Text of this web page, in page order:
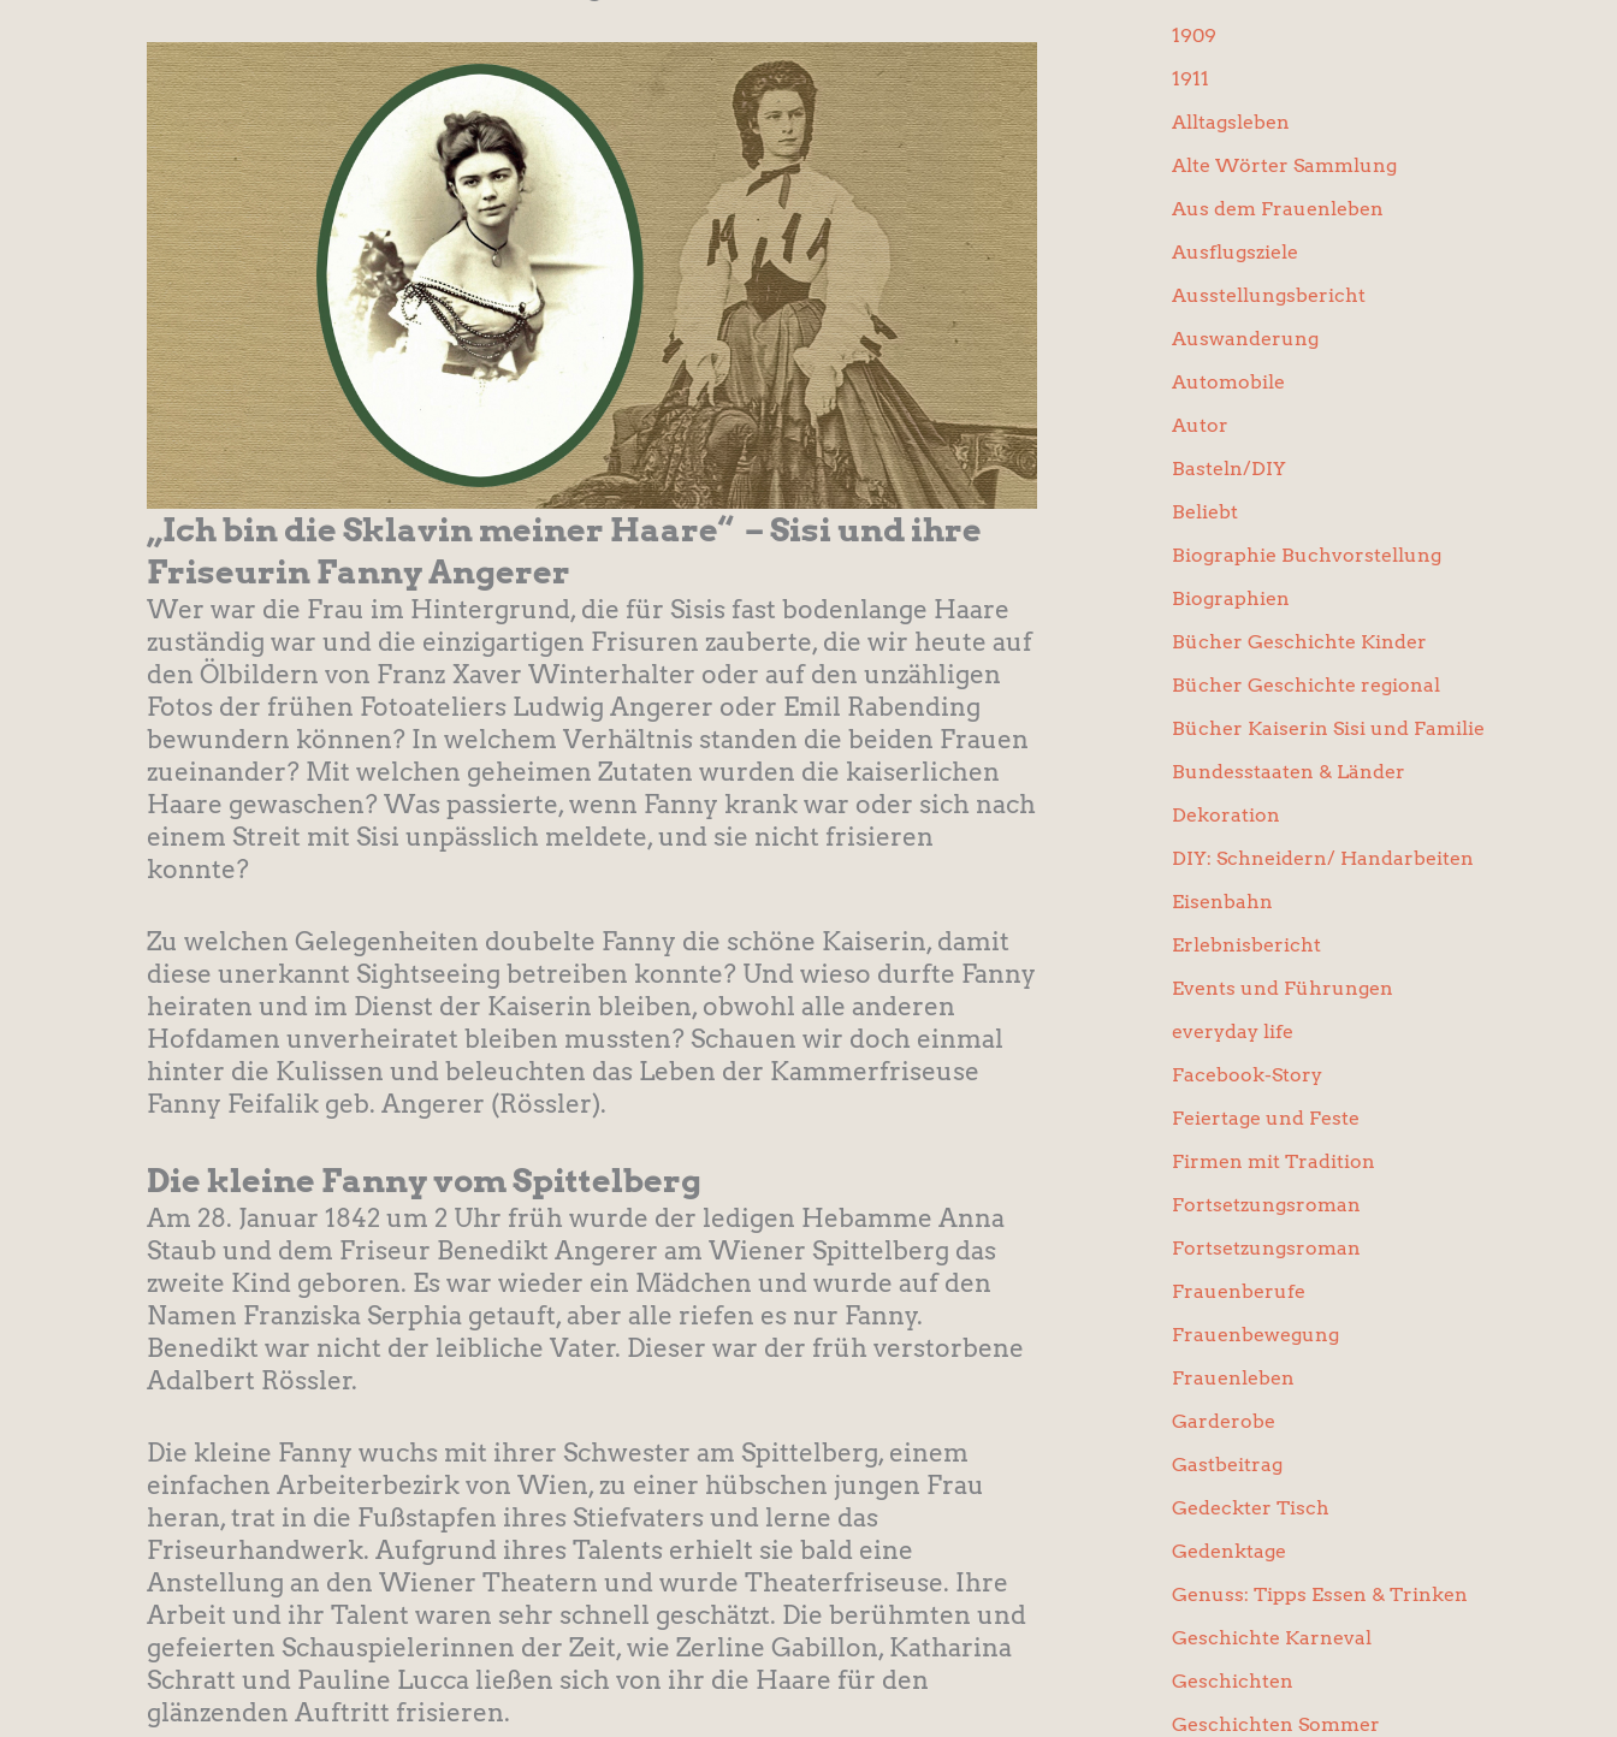
„Ich bin die Sklavin meiner Haare“ – Sisi und ihre
Friseurin Fanny Angerer
Wer war die Frau im Hintergrund, die für Sisis fast bodenlange Haare
zuständig war und die einzigartigen Frisuren zauberte, die wir heute auf
den Ölbildern von Franz Xaver Winterhalter oder auf den unzähligen
Fotos der frühen Fotoateliers Ludwig Angerer oder Emil Rabending
bewundern können? In welchem Verhältnis standen die beiden Frauen
zueinander? Mit welchen geheimen Zutaten wurden die kaiserlichen
Haare gewaschen? Was passierte, wenn Fanny krank war oder sich nach
einem Streit mit Sisi unpässlich meldete, und sie nicht frisieren
konnte?
Zu welchen Gelegenheiten doubelte Fanny die schöne Kaiserin, damit
diese unerkannt Sightseeing betreiben konnte? Und wieso durfte Fanny
heiraten und im Dienst der Kaiserin bleiben, obwohl alle anderen
Hofdamen unverheiratet bleiben mussten? Schauen wir doch einmal
hinter die Kulissen und beleuchten das Leben der Kammerfriseuse
Fanny Feifalik geb. Angerer (Rössler).
Die kleine Fanny vom Spittelberg
Am 28. Januar 1842 um 2 Uhr früh wurde der ledigen Hebamme Anna
Staub und dem Friseur Benedikt Angerer am Wiener Spittelberg das
zweite Kind geboren. Es war wieder ein Mädchen und wurde auf den
Namen Franziska Serphia getauft, aber alle riefen es nur Fanny.
Benedikt war nicht der leibliche Vater. Dieser war der früh verstorbene
Adalbert Rössler.
Die kleine Fanny wuchs mit ihrer Schwester am Spittelberg, einem
einfachen Arbeiterbezirk von Wien, zu einer hübschen jungen Frau
heran, trat in die Fußstapfen ihres Stiefvaters und lerne das
Friseurhandwerk. Aufgrund ihres Talents erhielt sie bald eine
Anstellung an den Wiener Theatern und wurde Theaterfriseuse. Ihre
Arbeit und ihr Talent waren sehr schnell geschätzt. Die berühmten und
gefeierten Schauspielerinnen der Zeit, wie Zerline Gabillon, Katharina
Schratt und Pauline Lucca ließen sich von ihr die Haare für den
glänzenden Auftritt frisieren.
1909
1911
Alltagsleben
Alte Wörter Sammlung
Aus dem Frauenleben
Ausflugsziele
Ausstellungsbericht
Auswanderung
Automobile
Autor
Basteln/DIY
Beliebt
Biographie Buchvorstellung
Biographien
Bücher Geschichte Kinder
Bücher Geschichte regional
Bücher Kaiserin Sisi und Familie
Bundesstaaten & Länder
Dekoration
DIY: Schneidern/ Handarbeiten
Eisenbahn
Erlebnisbericht
Events und Führungen
everyday life
Facebook-Story
Feiertage und Feste
Firmen mit Tradition
Fortsetzungsroman
Fortsetzungsroman
Frauenberufe
Frauenbewegung
Frauenleben
Garderobe
Gastbeitrag
Gedeckter Tisch
Gedenktage
Genuss: Tipps Essen & Trinken
Geschichte Karneval
Geschichten
Geschichten Sommer